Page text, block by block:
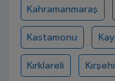
Kahramanmaraş
Kastamonu
Kırklareli